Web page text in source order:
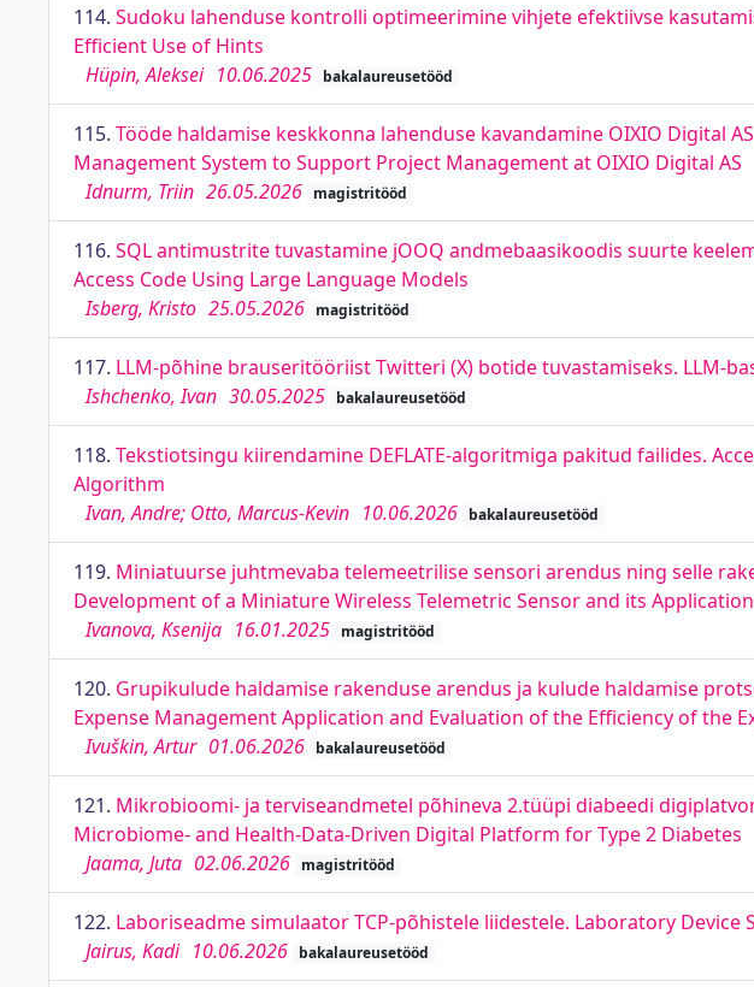
114. Sudoku lahenduse kontrolli optimeerimine vihjete efektiivse
Efficient Use of Hints
Hüpin, Aleksei 10.06.2025 bakalaureusetööd
115. Tööde haldamise keskkonna lahenduse kavandamine OIXIO Digital
Management System to Support Project Management at OIXIO Digital AS
Idnurm, Triin 26.05.2026 magistritööd
116. SQL antimustrite tuvastamine jOOQ andmebaasikoodis suurte
Access Code Using Large Language Models
Isberg, Kristo 25.05.2026 magistritööd
117. LLM-põhine brauseritööriist Twitteri (X) botide tuvastamiseks. LLM-
Ishchenko, Ivan 30.05.2025 bakalaureusetööd
118. Tekstiotsingu kiirendamine DEFLATE-algoritmiga pakitud failides.
Algorithm
Ivan, Andre; Otto, Marcus-Kevin 10.06.2026 bakalaureusetööd
119. Miniatuurse juhtmevaba telemeetrilise sensori arendus ning selle
Development of a Miniature Wireless Telemetric Sensor and its
Ivanova, Ksenija 16.01.2025 magistritööd
120. Grupikulude haldamise rakenduse arendus ja kulude haldamise
Expense Management Application and Evaluation of the Efficiency of the
Ivuškin, Artur 01.06.2026 bakalaureusetööd
121. Mikrobioomi- ja terviseandmetel põhineva 2.tüüpi diabeedi
Microbiome- and Health-Data-Driven Digital Platform for Type 2 Diabetes
Jaama, Juta 02.06.2026 magistritööd
122. Laboriseadme simulaator TCP-põhistele liidestele. Laboratory Device
Jairus, Kadi 10.06.2026 bakalaureusetööd